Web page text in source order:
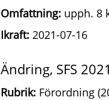
Omfattning: upph. 8
Ikraft: 2021-07-16
Ändring, SFS
Rubrik: Förordning